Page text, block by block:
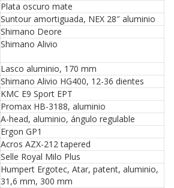
Plata oscuro mate
Suntour amortiguada, NEX 28″ aluminio
Shimano Deore
Shimano Alivio
Lasco aluminio, 170 mm
Shimano Alivio HG400, 12-36 dientes
KMC E9 Sport EPT
Promax HB-3188, aluminio
A-head, aluminio, ángulo regulable
Ergon GP1
Acros AZX-212 tapered
Selle Royal Milo Plus
Humpert Ergotec, Atar, patent, aluminio,
31,6 mm, 300 mm